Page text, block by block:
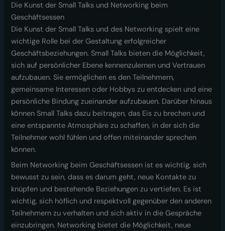
Die Kunst der Small Talks und Networking beim
Geschäftsessen
Die Kunst der Small Talks und des Networking spielt eine
wichtige Rolle bei der Gestaltung erfolgreicher
Geschäftsbeziehungen. Small Talks bieten die Möglichkeit,
sich auf persönlicher Ebene kennenzulernen und Vertrauen
aufzubauen. Sie ermöglichen es den Teilnehmern,
gemeinsame Interessen oder Hobbys zu entdecken und eine
persönliche Bindung zueinander aufzubauen. Darüber hinaus
können Small Talks dazu beitragen, das Eis zu brechen und
eine entspannte Atmosphäre zu schaffen, in der sich die
Teilnehmer wohl fühlen und offen miteinander sprechen
können.
Beim Networking beim Geschäftsessen ist es wichtig, sich
bewusst zu sein, dass es darum geht, neue Kontakte zu
knüpfen und bestehende Beziehungen zu vertiefen. Es ist
wichtig, sich höflich und respektvoll gegenüber den anderen
Teilnehmern zu verhalten und sich aktiv in die Gespräche
einzubringen. Networking bietet die Möglichkeit, neue